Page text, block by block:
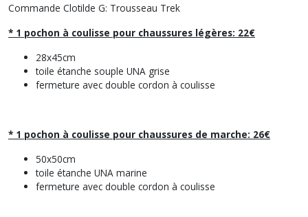
Commande Clotilde G: Trousseau Trek
* 1 pochon à coulisse pour chaussures légères: 22€
28x45cm
toile étanche souple UNA grise
fermeture avec double cordon à coulisse
* 1 pochon à coulisse pour chaussures de marche: 26€
50x50cm
toile étanche UNA marine
fermeture avec double cordon à coulisse